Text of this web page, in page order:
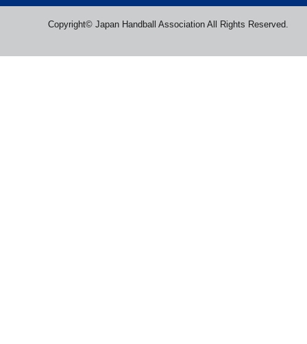
Copyright© Japan Handball Association All Rights Reserved.